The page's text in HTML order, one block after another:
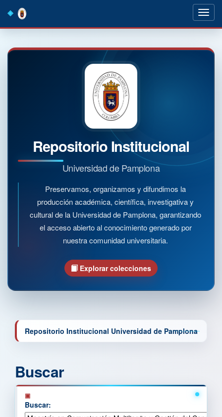
navigation
Repositorio Institucional
Universidad de Pamplona
Preservamos, organizamos y difundimos la
producción académica, científica, investigativa y
cultural de la Universidad de Pamplona, garantizando
el acceso abierto al conocimiento generado por
nuestra comunidad universitaria.
Explorar colecciones
Repositorio Institucional Universidad de Pamplona
Buscar
Buscar: